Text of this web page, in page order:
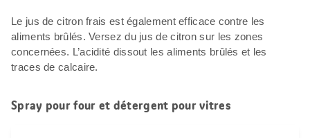
Le jus de citron frais est également efficace contre les
aliments brûlés. Versez du jus de citron sur les zones
concernées. L’acidité dissout les aliments brûlés et les
traces de calcaire.
Spray pour four et détergent pour vitres